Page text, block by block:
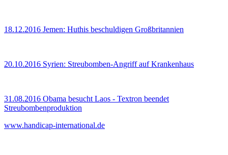
18.12.2016 Jemen: Huthis beschuldigen Großbritannien
20.10.2016 Syrien: Streubomben-Angriff auf Krankenhaus
31.08.2016 Obama besucht Laos - Textron beendet
Streubombenproduktion
www.handicap-international.de